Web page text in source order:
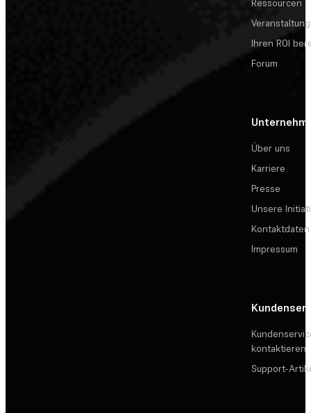
Ressourcen
Ihren ROI
Forum
Über uns
Karriere
Presse
Unsere
Kontaktdaten
Impressum
kontaktieren
Support-